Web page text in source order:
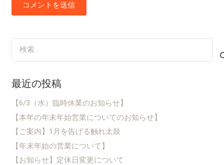
コメントを送信
最近の投稿
【6/3（水）臨時休業のお知らせ】
【本年の年末年始営業についてのお知らせ】
【ご案内】1月を告げる触れ太鼓
【年末年始の営業について】
【お知らせ】定休日変更について